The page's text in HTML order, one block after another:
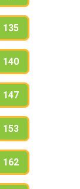
135
140
147
153
162